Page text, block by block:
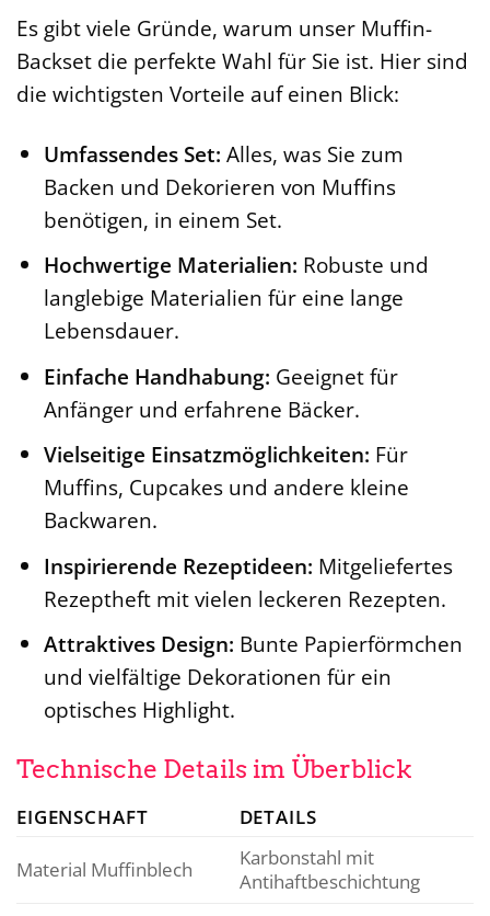
Es gibt viele Gründe, warum unser Muffin-
Backset die perfekte Wahl für Sie ist. Hier sind
die wichtigsten Vorteile auf einen Blick:
Umfassendes Set: Alles, was Sie zum
Backen und Dekorieren von Muffins
benötigen, in einem Set.
Hochwertige Materialien: Robuste und
langlebige Materialien für eine lange
Lebensdauer.
Einfache Handhabung: Geeignet für
Anfänger und erfahrene Bäcker.
Vielseitige Einsatzmöglichkeiten: Für
Muffins, Cupcakes und andere kleine
Backwaren.
Inspirierende Rezeptideen: Mitgeliefertes
Rezeptheft mit vielen leckeren Rezepten.
Attraktives Design: Bunte Papierförmchen
und vielfältige Dekorationen für ein
optisches Highlight.
Technische Details im Überblick
EIGENSCHAFT DETAILS
Material Muffinblech
Karbonstahl mit
Antihaftbeschichtung